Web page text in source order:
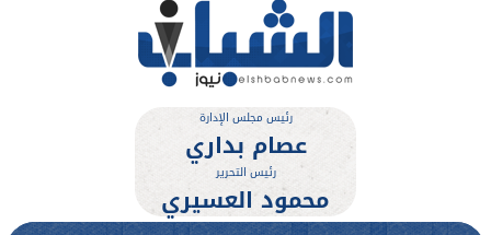
رئيس مجلس الإدارة
عصام بداري
رئيس التحرير
محمود العسيري